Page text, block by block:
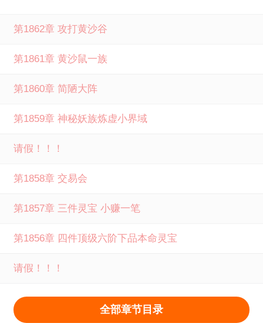
第1862章 攻打黄沙谷
第1861章 黄沙鼠一族
第1860章 简陋大阵
第1859章 神秘妖族炼虚小界域
请假！！！
第1858章 交易会
第1857章 三件灵宝 小赚一笔
第1856章 四件顶级六阶下品本命灵宝
请假！！！
全部章节目录